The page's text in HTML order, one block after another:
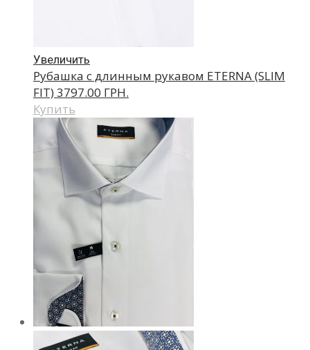
Увеличить
Рубашка с длинным рукавом ETERNA (SLIM
FIT)3797.00 ГРН.
Купить